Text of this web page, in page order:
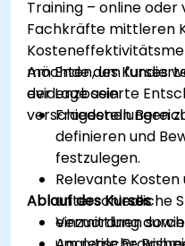
Training – online
Fachkräfte mittleren
möchten, um
evidenzbasierte
verschiedenen
Am Ende des Kurses
der Lage sein:
Fragestellungen
definieren und
festzulegen.
Relevante Kosten
unterschiedliche
einzuordnen
Ablauf des Kurses
Vermittlung